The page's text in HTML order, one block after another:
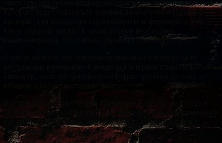
таких показателей мы можем выстроить алгоритм, на вход
скорректировать тот или иной параметр оказания услуги.
Внутренние критерии – такие проявления качества, на которые
предприятие имеет возможность влиять и которые формируются
как следствие организации деятельности самой компании-
поставщика услуг.